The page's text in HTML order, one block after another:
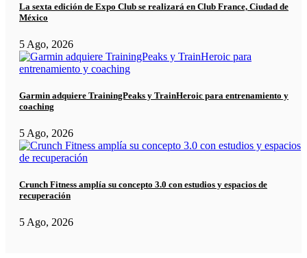
La sexta edición de Expo Club se realizará en Club France, Ciudad de
México
5 Ago, 2026
Garmin adquiere TrainingPeaks y TrainHeroic para entrenamiento y
coaching
5 Ago, 2026
Crunch Fitness amplía su concepto 3.0 con estudios y espacios de
recuperación
5 Ago, 2026